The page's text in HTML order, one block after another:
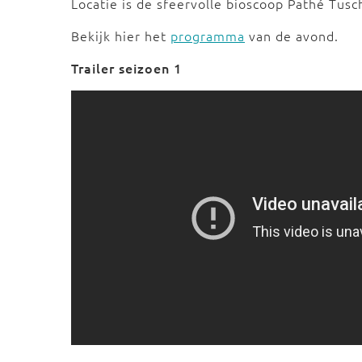
Bekijk hier het programma van de avond.
Trailer seizoen 1